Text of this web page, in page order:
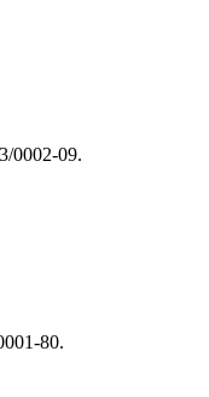
0002-09.
80.